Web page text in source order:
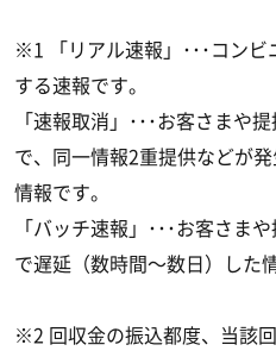
※1 「リアル速報」･･･コン
する速報です。
「速報取消」･･･お客さまや
で、同一情報2重提供などが
情報です。
「バッチ速報」･･･お客さま
で遅延（数時間～数日）した
※2 回収金の振込都度、当該